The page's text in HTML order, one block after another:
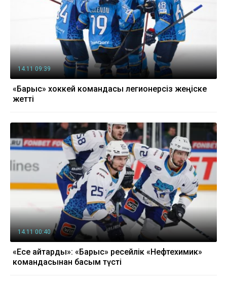
14.11 09:39
«Барыс» хоккей командасы легионерсіз жеңіске
жетті
14.11 00:40
«Есе қайтарды»: «Барыс» ресейлік «Нефтехимик»
командасынан басым түсті